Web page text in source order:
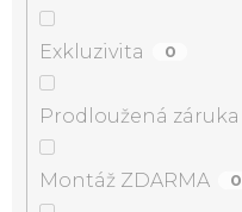
Exkluzivita 0
Prodloužená záruka
Montáž ZDARMA 0